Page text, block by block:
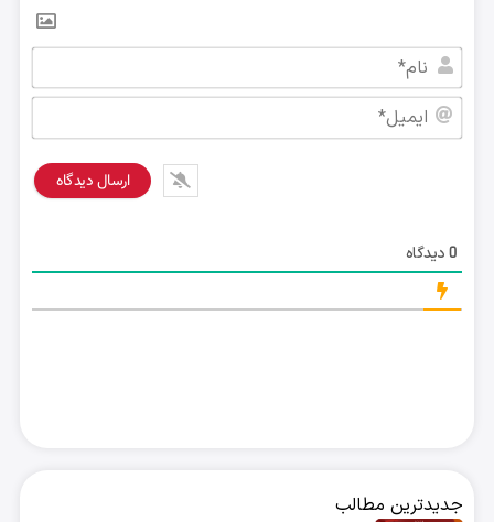
0دیدگاه
جدیدترین مطالب